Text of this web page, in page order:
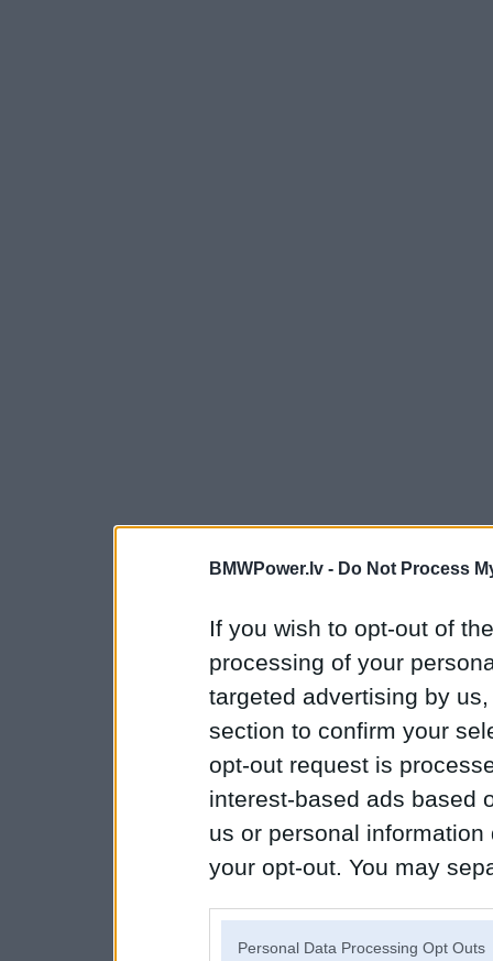
BMWPower.lv - Do Not Process
If you wish to opt-out of
processing of your
targeted advertising by
section to confirm your
opt-out request is
interest-based ads based
us or personal
your opt-out. You may
Personal Data Processing Opt Outs